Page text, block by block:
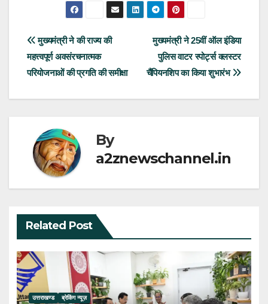
Post
navigation
मुख्यमंत्री ने 25वीं ऑल इंडिया
पुलिस वाटर स्पोर्ट्स क्लस्टर
चैंपियनशिप का किया शुभारंभ
मुख्यमंत्री ने की राज्य की
महत्त्वपूर्ण अवसंरचनात्मक
परियोजनाओं की प्रगति की समीक्षा
By
a2znewschannel.in
Related Post
उत्तराखण्ड ब्रेकिंग न्यूज़